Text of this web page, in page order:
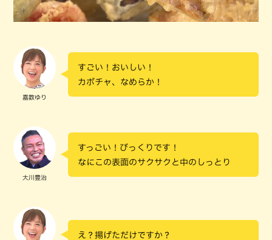
嘉数ゆり
すごい！おいしい！
カボチャ、なめらか！
大川豊治
すっごい！びっくりです！
なにこの表面のサクサクと中のしっとり
え？揚げただけですか？